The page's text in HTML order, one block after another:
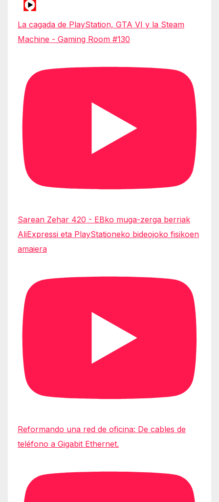
La cagada de PlayStation, GTA VI y la Steam
Machine - Gaming Room #130
Sarean Zehar 420 - EBko muga-zerga berriak
AliExpressi eta PlayStationeko bideojoko fisikoen
amaiera
Reformando una red de oficina: De cables de
teléfono a Gigabit Ethernet.